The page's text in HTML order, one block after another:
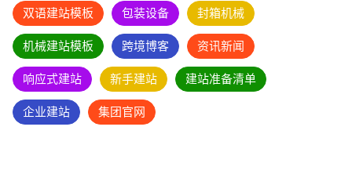
双语建站模板 包装设备 封箱机械
机械建站模板 跨境博客 资讯新闻
响应式建站 新手建站 建站准备清单
企业建站 集团官网